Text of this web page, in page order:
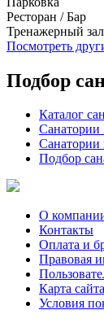
Ресторан / Бар
Тренажерный зал
Посмотреть
Подбор
Каталог
Санатории
Подбор
О
Контакты
Оплата и
Правовая
Карта сайта
Условия